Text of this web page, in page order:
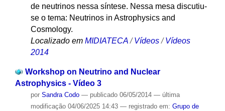
de neutrinos nessa síntese. Nessa mesa discutiu-
se o tema: Neutrinos in Astrophysics and
Cosmology.
Localizado em MIDIATECA /Vídeos /Vídeos
2014
Workshop on Neutrino and Nuclear
Astrophysics - Vídeo 3
por Sandra Codo — publicado06/05/2014 — última
modificação04/06/2025 14:43 — registrado em: Grupo de